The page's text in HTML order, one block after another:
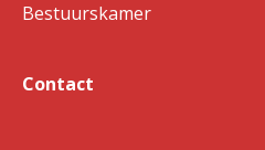
Bestuurskamer
Contact